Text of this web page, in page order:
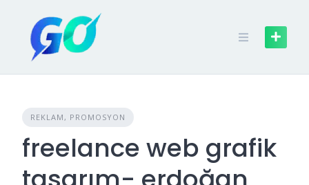
REKLAM, PROMOSYON
freelance web grafik